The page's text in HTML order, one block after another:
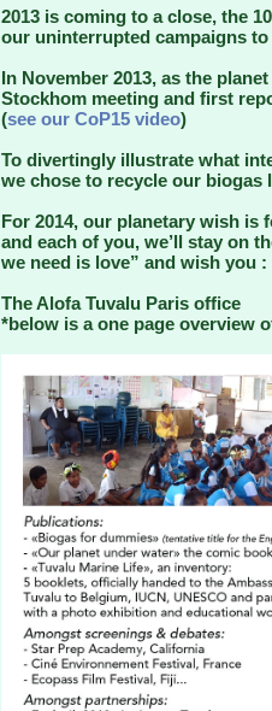
2013 is coming to a close, the
our uninterrupted campaigns
In November 2013, as the
Stockhom meeting and first
(see our CoP15 video)
To divertingly illustrate what
we chose to recycle our
For 2014, our planetary wish
and each of you, we’ll stay on
we need is love” and wish you
The Alofa Tuvalu Paris office
*below is a one page overview